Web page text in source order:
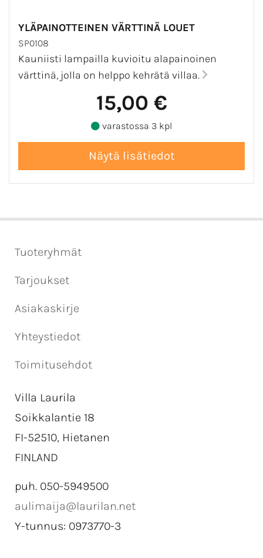
YLÄPAINOTTEINEN VÄRTTINÄ LOUET
SP0108
Kauniisti lampailla kuvioitu alapainoinen
värttinä, jolla on helppo kehrätä villaa.
15,00 €
varastossa 3 kpl
Tuoteryhmät
Tarjoukset
Asiakaskirje
Yhteystiedot
Toimitusehdot
Villa Laurila
Soikkalantie 18
FI-52510, Hietanen
FINLAND
puh. 050-5949500
aulimaija@laurilan.net
Y-tunnus: 0973770-3